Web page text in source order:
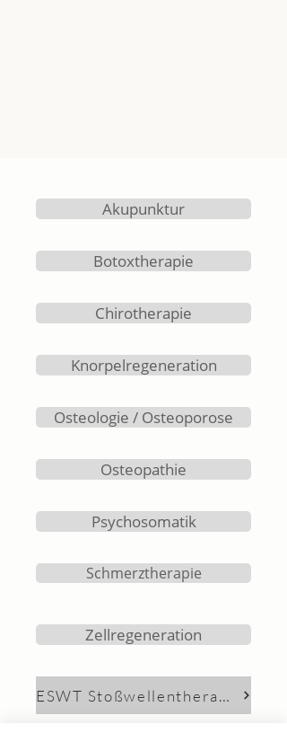
Akupunktur
Botoxtherapie
Chirotherapie
Knorpelregeneration
Osteologie / Osteoporose
Osteopathie
Psychosomatik
Schmerztherapie
Zellregeneration
ESWT Stoßwellentherapie